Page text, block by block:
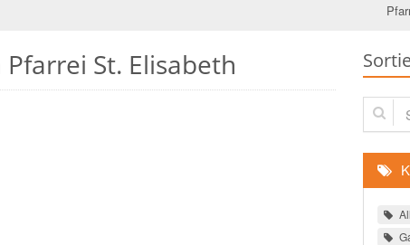
St. Elisabeth
Suche